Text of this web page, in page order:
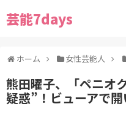
芸能7days
ホーム 女性芸能人
熊田曜子、「ペニオ
疑惑”！ビューアで